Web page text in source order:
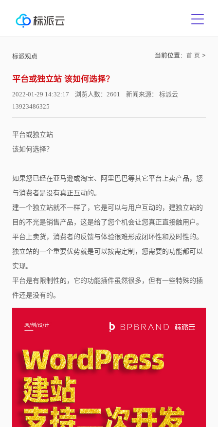
标派观点 当前位置： 首 页 >
平台或独立站 该如何选择？
2022-01-29 14:32:17 浏览人数：2601 新闻来源： 标派云
13923486325
平台或独立站
该如何选择？
如果您已经在亚马逊或淘宝、阿里巴巴等其它平台上卖产品，您
与消费者是没有真正互动的。
建一个独立站就不一样了，它是可以与用户互动的，建独立站的
目的不光是销售产品，这是给了您个机会让您真正直接触用户。
平台上卖货，消费者的反馈与体验很难形成闭环性和及时性的。
独立站的一个重要优势就是可以按需定制，您需要的功能都可以
实现。
平台是有限制性的，它的功能插件虽然很多，但有一些特殊的插
件还是没有的。